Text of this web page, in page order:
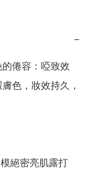
−
倦容：啞致效
色，妝效持久，
絕密亮肌露打